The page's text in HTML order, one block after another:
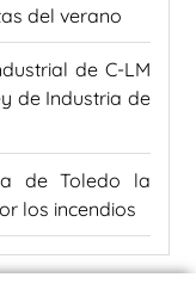
del verano
de C-LM
de Industria de
de Toledo la
los incendios